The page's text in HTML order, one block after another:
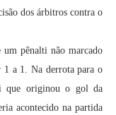
dos árbitros contra o
pênalti não marcado
1 a 1. Na derrota para o
que originou o gol da
acontecido na partida